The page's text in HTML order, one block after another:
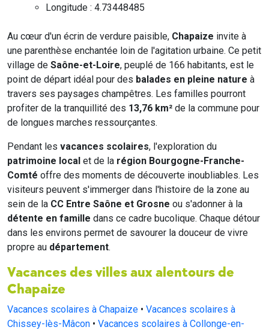
Longitude : 4.73448485
Au cœur d'un écrin de verdure paisible, Chapaize invite à
une parenthèse enchantée loin de l'agitation urbaine. Ce petit
village de Saône-et-Loire, peuplé de 166 habitants, est le
point de départ idéal pour des balades en pleine nature à
travers ses paysages champêtres. Les familles pourront
profiter de la tranquillité des 13,76 km² de la commune pour
de longues marches ressourçantes.
Pendant les vacances scolaires, l'exploration du
patrimoine local et de la région Bourgogne-Franche-
Comté offre des moments de découverte inoubliables. Les
visiteurs peuvent s'immerger dans l'histoire de la zone au
sein de la CC Entre Saône et Grosne ou s'adonner à la
détente en famille dans ce cadre bucolique. Chaque détour
dans les environs permet de savourer la douceur de vivre
propre au département.
Vacances des villes aux alentours de
Chapaize
Vacances scolaires à Chapaize • Vacances scolaires à
Chissey-lès-Mâcon • Vacances scolaires à Collonge-en-